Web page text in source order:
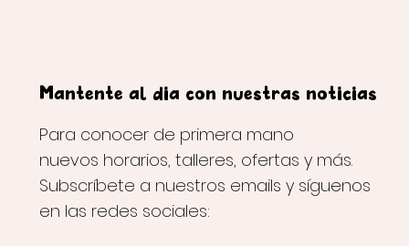
Mantente al día con nuestras noticias
Para conocer de primera mano
nuevos horarios, talleres, ofertas y más.
Subscríbete a nuestros emails y síguenos
en las redes sociales: